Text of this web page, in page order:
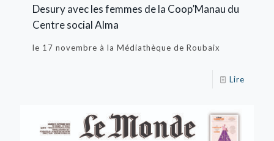
Desury avec les femmes de la Coop’Manau du
Centre social Alma
le 17 novembre à la Médiathèque de Roubaix
Lire